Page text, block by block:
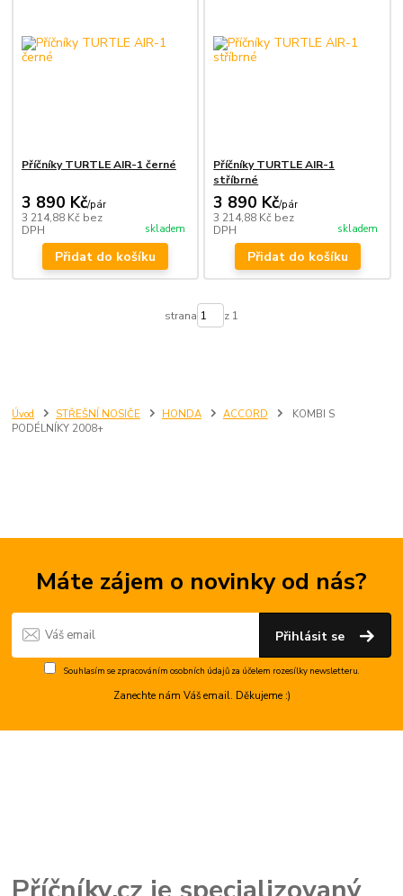
Úvod STŘEŠNÍ NOSIČE HONDA ACCORD
KOMBI S
PODÉLNÍKY 2008+
Příčníky TURTLE AIR-1 černé
3 890 Kč/pár
3 214,88 Kč bez
DPH
skladem
Přidat do košíku
Příčníky TURTLE AIR-1
stříbrné
3 890 Kč/pár
3 214,88 Kč bez
DPH
skladem
Přidat do košíku
strana z 1
Máte zájem o novinky od nás?
Přihlásit se
Souhlasím se zpracováním osobních údajůza účelem rozesílky newsletteru.
Zanechte nám Váš email. Děkujeme :)